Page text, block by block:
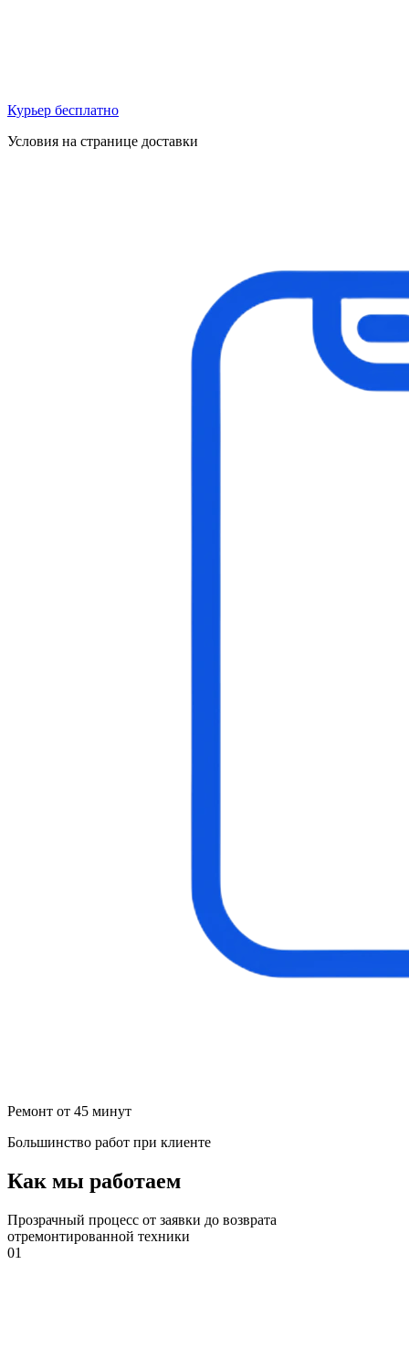
Курьер бесплатно
Условия на странице доставки
Ремонт от 45 минут
Большинство работ при клиенте
Как мы работаем
Прозрачный процесс от заявки до возврата
отремонтированной техники
01